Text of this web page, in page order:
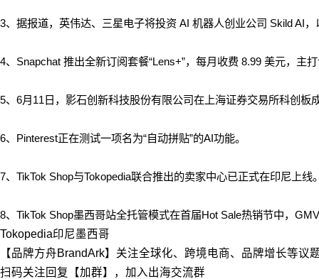
3、据报道，英伟达、三星电子将投资 AI 机器人创业公司 Skild AI
4、Snapchat 推出全新订阅套餐“Lens+”，每月收费 8.99 美元，主
5、6月11日，影石创新科技股份有限公司在上海证券交易所科创板
6、 Pinterest正在测试一项名为“自动拼贴”的AI功能。
7、TikTok Shop与Tokopedia联合推出的卖家中心已正式在印尼上线
8、TikTok Shop墨西哥站全托管模式在首届Hot Sale热销节中，
Tokopedia印尼墨西哥
【品牌方舟BrandArk】关注全球化、跨境电商、品牌增长等议
扫码关注回复【加群】，加入出海交流群